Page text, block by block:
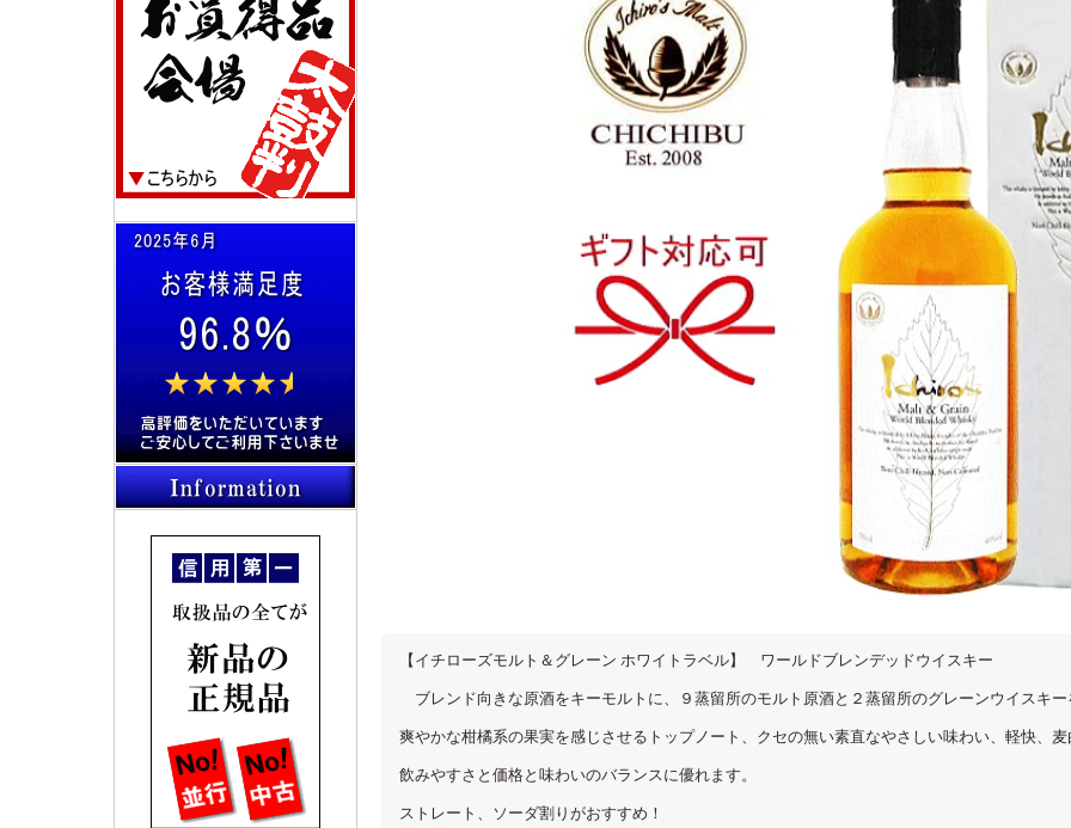
【イチローズモルト＆グレーン ホワイトラベル】 ワールドブレンデッドウイスキー
ブレンド向きな原酒をキーモルトに、９蒸留所のモルト原酒と２蒸留所のグレーンウイスキ
爽やかな柑橘系の果実を感じさせるトップノート、クセの無い素直なやさしい味わい、軽快、
飲みやすさと価格と味わいのバランスに優れます。
ストレート、ソーダ割りがおすすめ！